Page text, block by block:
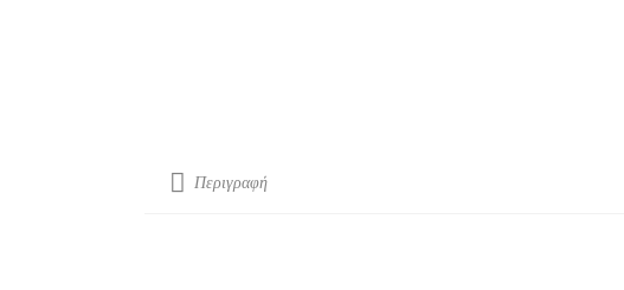
Περιγραφή